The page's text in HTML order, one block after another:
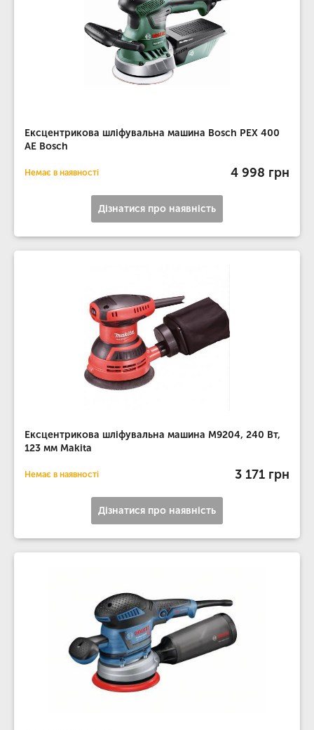
Ексцентрикова шліфувальна машина Bosch PEX 400
AE Bosch
Немає в наявності 4 998 грн
Дізнатися про наявність
Ексцентрикова шліфувальна машина M9204, 240 Вт,
123 мм Makita
Немає в наявності 3 171 грн
Дізнатися про наявність